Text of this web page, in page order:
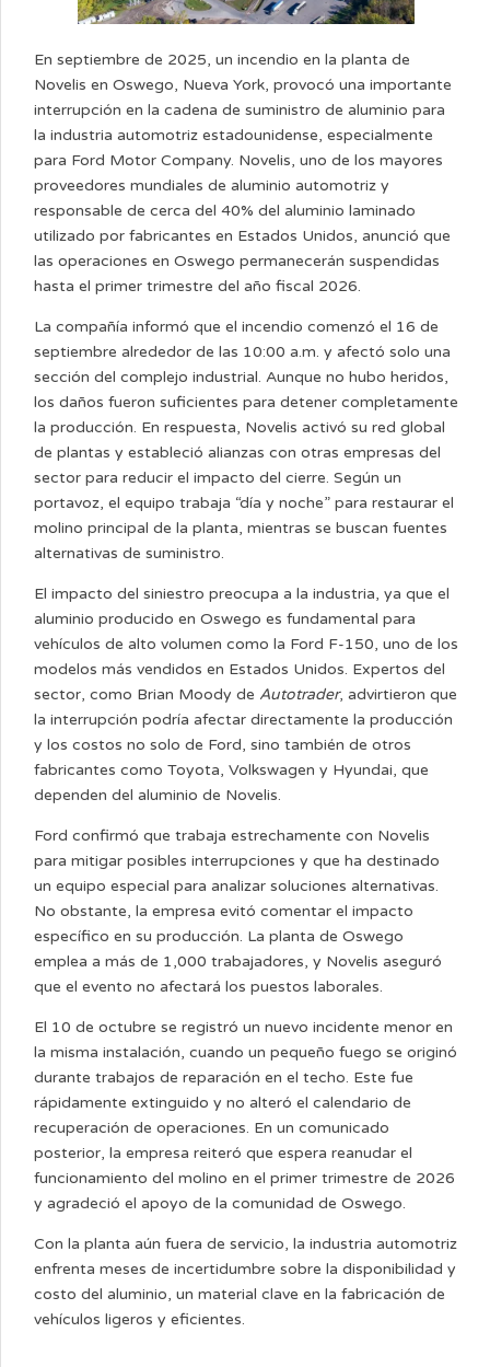
En septiembre de 2025, un incendio en la planta de
Novelis en Oswego, Nueva York, provocó una importante
interrupción en la cadena de suministro de aluminio para
la industria automotriz estadounidense, especialmente
para Ford Motor Company. Novelis, uno de los mayores
proveedores mundiales de aluminio automotriz y
responsable de cerca del 40% del aluminio laminado
utilizado por fabricantes en Estados Unidos, anunció que
las operaciones en Oswego permanecerán suspendidas
hasta el primer trimestre del año fiscal 2026.
La compañía informó que el incendio comenzó el 16 de
septiembre alrededor de las 10:00 a.m. y afectó solo una
sección del complejo industrial. Aunque no hubo heridos,
los daños fueron suficientes para detener completamente
la producción. En respuesta, Novelis activó su red global
de plantas y estableció alianzas con otras empresas del
sector para reducir el impacto del cierre. Según un
portavoz, el equipo trabaja “día y noche” para restaurar el
molino principal de la planta, mientras se buscan fuentes
alternativas de suministro.
El impacto del siniestro preocupa a la industria, ya que el
aluminio producido en Oswego es fundamental para
vehículos de alto volumen como la Ford F-150, uno de los
modelos más vendidos en Estados Unidos. Expertos del
sector, como Brian Moody de Autotrader, advirtieron que
la interrupción podría afectar directamente la producción
y los costos no solo de Ford, sino también de otros
fabricantes como Toyota, Volkswagen y Hyundai, que
dependen del aluminio de Novelis.
Ford confirmó que trabaja estrechamente con Novelis
para mitigar posibles interrupciones y que ha destinado
un equipo especial para analizar soluciones alternativas.
No obstante, la empresa evitó comentar el impacto
específico en su producción. La planta de Oswego
emplea a más de 1,000 trabajadores, y Novelis aseguró
que el evento no afectará los puestos laborales.
El 10 de octubre se registró un nuevo incidente menor en
la misma instalación, cuando un pequeño fuego se originó
durante trabajos de reparación en el techo. Este fue
rápidamente extinguido y no alteró el calendario de
recuperación de operaciones. En un comunicado
posterior, la empresa reiteró que espera reanudar el
funcionamiento del molino en el primer trimestre de 2026
y agradeció el apoyo de la comunidad de Oswego.
Con la planta aún fuera de servicio, la industria automotriz
enfrenta meses de incertidumbre sobre la disponibilidad y
costo del aluminio, un material clave en la fabricación de
vehículos ligeros y eficientes.